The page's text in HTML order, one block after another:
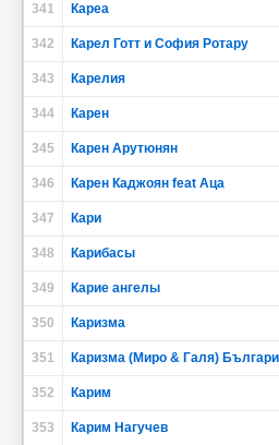
341 Кареа
342 Карел Готт и София Ротару
343 Карелия
344 Карен
345 Карен Арутюнян
346 Карен Каджоян feat Аца
347 Кари
348 Карибасы
349 Карие ангелы
350 Каризма
351 Каризма (Миро & Галя)
352 Карим
353 Карим Нагучев